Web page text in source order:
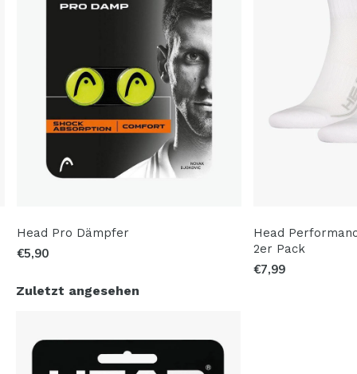
Head Pro Dämpfer
€5,90
Head
2er Pack
€7,99
Zuletzt angesehen